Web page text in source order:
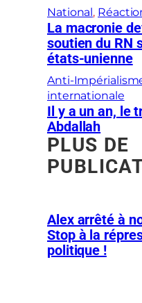
National ,
La macronie
soutien du RN
états-unienne
Anti-
internationale
Il y a un an, le
Abdallah
PLUS DE
Alex arrêté à
Stop à la
politique !